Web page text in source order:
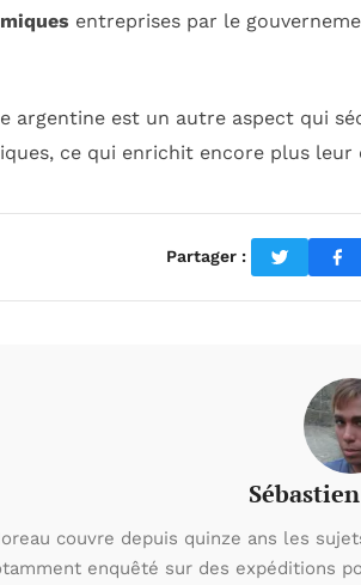
entreprises par le
argentine est un autre aspect qui
ce qui enrichit encore plus leur
Partager :
couvre depuis quinze ans les
enquêté sur des expéditions